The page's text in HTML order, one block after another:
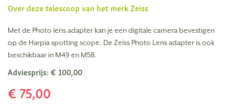
Over deze telescoop van het merkZeiss
Met de Photo lens adapter kan je een digitale camera bevestigen
op de Harpia spotting scope. De Zeiss Photo Lens adapter is ook
beschikbaar in M49 en M58.
Adviesprijs: € 100,00
€ 75,00